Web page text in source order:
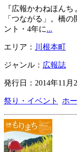
『広報かわねほん
「つながる」。橋
ント・4年に...
エリア： 川根本町
ジャンル： 広報誌
発行日：2014年11月
祭り・イベント ホ